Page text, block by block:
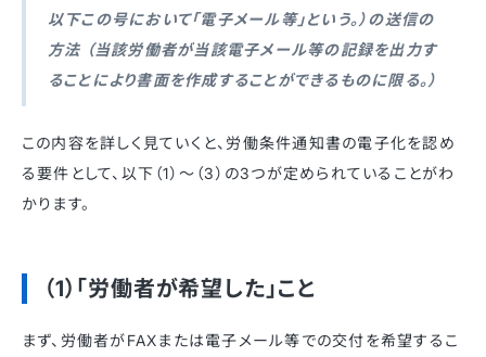
以下この号において「電子メール等」という。）の送信の
方法 （当該労働者が当該電子メール等の記録を出力す
ることにより書面を作成することができるものに限る。）
この内容を詳しく見ていくと、労働条件通知書の電子化を認め
る要件として、以下（1）〜（3）の3つが定められていることがわ
かります。
（1）「労働者が希望した」こと
まず、労働者がFAXまたは電子メール等での交付を希望するこ